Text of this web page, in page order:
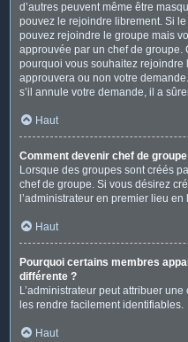
d’autres peuvent même être
pouvez le rejoindre librement. Si
pouvez rejoindre le groupe mais
approuvée par un chef de
pourquoi vous souhaitez rejoindre
approuvera ou non votre
s’il annule votre demande, il a
Haut
Comment devenir chef de
Lorsque des groupes sont créés
chef de groupe. Si vous désirez
l’administrateur en premier lieu
Haut
Pourquoi certains membres
différente ?
L’administrateur peut attribuer
les rendre facilement identifiables.
Haut